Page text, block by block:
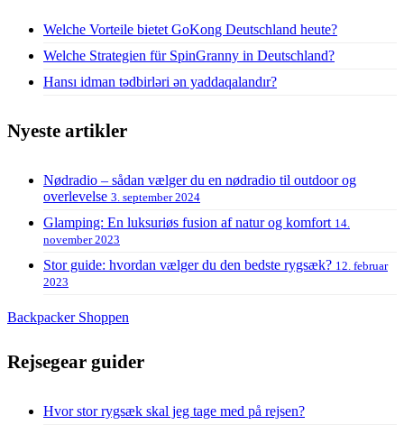
Welche Vorteile bietet GoKong Deutschland heute?
Welche Strategien für SpinGranny in Deutschland?
Hansı idman tədbirləri ən yaddaqalandır?
Nyeste artikler
Nødradio – sådan vælger du en nødradio til outdoor og
overlevelse 3. september 2024
Glamping: En luksuriøs fusion af natur og komfort 14.
november 2023
Stor guide: hvordan vælger du den bedste rygsæk? 12. februar
2023
Backpacker Shoppen
Rejsegear guider
Hvor stor rygsæk skal jeg tage med på rejsen?